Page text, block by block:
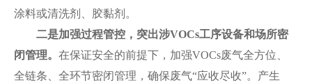
涂料或清洗剂、胶黏剂。
二是加强过程管控，突出涉VOCs工序设备和场所密
闭管理。 在保证安全的前提下，加强VOCs废气全方位、
全链条、全环节密闭管理，确保废气“应收尽收”。产生